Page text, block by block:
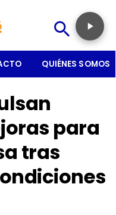
QUIÉNES SOMOS
para
tras